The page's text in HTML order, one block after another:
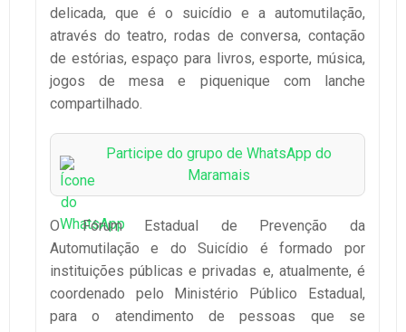
delicada, que é o suicídio e a automutilação,
através do teatro, rodas de conversa, contação
de estórias, espaço para livros, esporte, música,
jogos de mesa e piquenique com lanche
compartilhado.
Participe do grupo de WhatsApp do
Maramais
O Fórum Estadual de Prevenção da
Automutilação e do Suicídio é formado por
instituições públicas e privadas e, atualmente, é
coordenado pelo Ministério Público Estadual,
para o atendimento de pessoas que se